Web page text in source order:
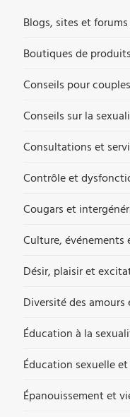
Blogs, sites et
Boutiques de
Conseils pour
Conseils sur la
Consultations et
Contrôle et
Cougars et
Culture, événements
Désir, plaisir et
Diversité des
Éducation à la
Éducation sexuelle
Épanouissement et